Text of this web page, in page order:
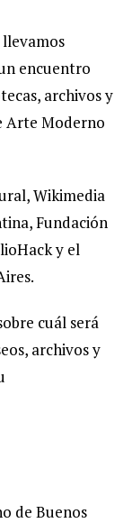
llevamos
encuentro
archivos y
Arte Moderno
Wikimedia
Fundación
y el
cuál será
archivos y
de Buenos